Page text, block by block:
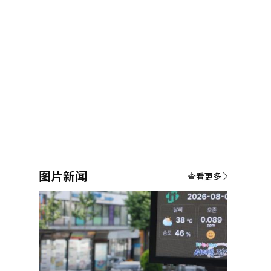
图片新闻 查看更多